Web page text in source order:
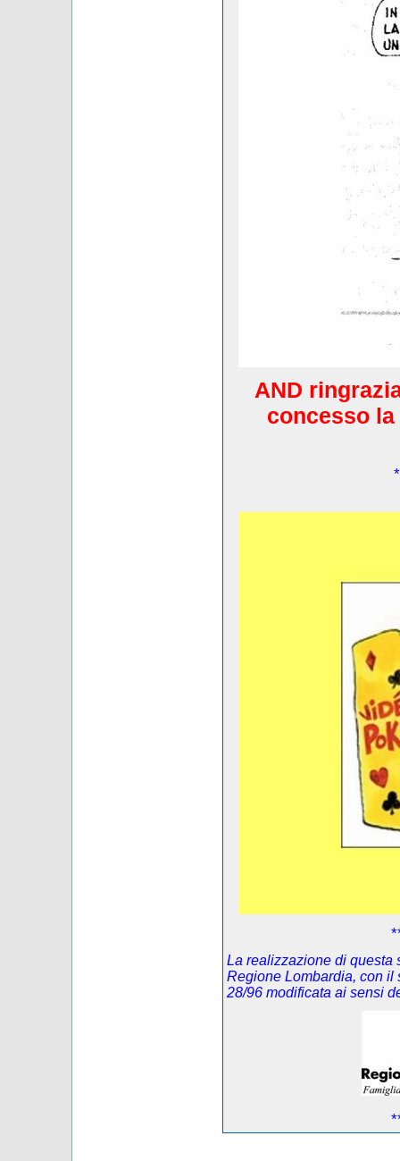
AND
concesso
La realizzazione di questa
Regione Lombardia, con
28/96 modificata ai sensi